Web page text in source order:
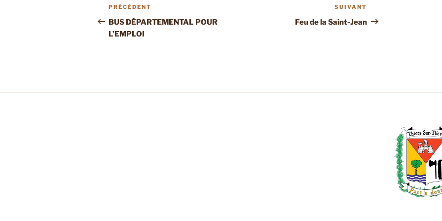
Navigation
de
l’article
Article
précédent
PRÉCÉDENT
BUS DÉPARTEMENTAL POUR
L’EMPLOI
suivant
SUIVANT
Feu de la Saint-Jean